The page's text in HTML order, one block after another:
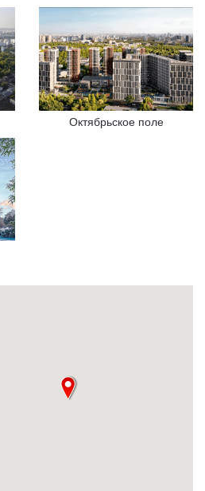
Октябрьское поле